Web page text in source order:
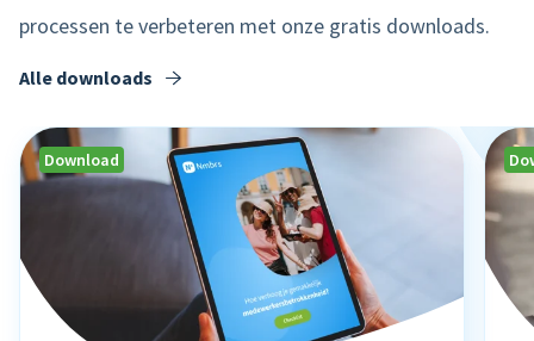
processen te verbeteren met onze gratis downloads.
Alle downloads
Download